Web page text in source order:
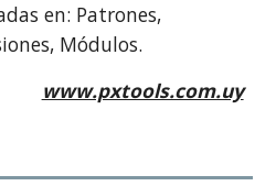
en: Patrones,
Módulos.
www.pxtools.com.uy